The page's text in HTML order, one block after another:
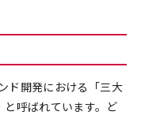
ド開発における「三大
呼ばれています。ど